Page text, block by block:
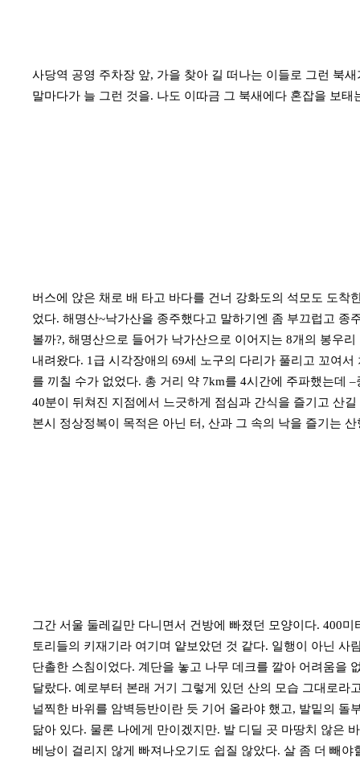
사당역 공영 주차장 앞, 가을 찾아 길 떠나는 이들로 그런 북
말마다가 늘 그런 것을. 나도 이따금 그 북새에다 혼잡을 보태
버스에 앉은 채로 배 타고 바다를 건너 강화도의 석모도 도착
었다. 해명산~낙가산을 종주했다고 말하기엔 좀 부끄럽고 종
볼까?, 해명산으로 들어가 낙가산으로 이어지는 8개의 봉우
내려왔다. 1급 시각장애의 69세 노구의 다리가 풀리고 꼬여
를 끼칠 수가 없었다. 총 거리 약 7km를 4시간에 주파했는데
40분이 뒤쳐진 지점에서 느긋하게 점심과 간식을 즐기고 산
본시 정상정복이 목적은 아닌 터, 산과 그 속의 낙을 즐기는 산
그간 서울 둘레길만 다니면서 건방에 빠졌던 모양이다. 400
토리들의 키재기라 여기며 얕보았던 것 같다. 일행이 아닌 사
단촐한 스침이었다. 계단을 놓고 나무 데크를 깔아 어려움을
달랐다. 예로부터 본래 거기 그렇게 있던 산의 모습 그대로라
널찍한 바위를 암벽등반이란 듯 기어 올라야 했고, 발밑의 돌
닮아 있다. 물론 나에게 만이겠지만. 발 디딜 곳 마땅치 않은
베낭이 걸리지 않게 빠져나오기도 쉽질 않았다. 살 좀 더 빼야